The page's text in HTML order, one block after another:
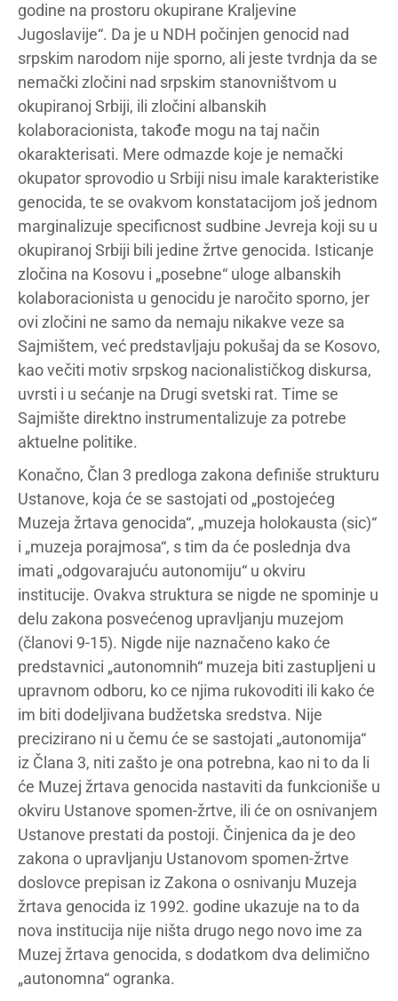
godine na prostoru okupirane Kraljevine
Jugoslavije“. Da je u NDH počinjen genocid nad
srpskim narodom nije sporno, ali jeste tvrdnja da se
nemački zločini nad srpskim stanovništvom u
okupiranoj Srbiji, ili zločini albanskih
kolaboracionista, takođe mogu na taj način
okarakterisati. Mere odmazde koje je nemački
okupator sprovodio u Srbiji nisu imale karakteristike
genocida, te se ovakvom konstatacijom još jednom
marginalizuje specificnost sudbine Jevreja koji su u
okupiranoj Srbiji bili jedine žrtve genocida. Isticanje
zločina na Kosovu i „posebne“ uloge albanskih
kolaboracionista u genocidu je naročito sporno, jer
ovi zločini ne samo da nemaju nikakve veze sa
Sajmištem, već predstavljaju pokušaj da se Kosovo,
kao večiti motiv srpskog nacionalističkog diskursa,
uvrsti i u sećanje na Drugi svetski rat. Time se
Sajmište direktno instrumentalizuje za potrebe
aktuelne politike.
Konačno, Član 3 predloga zakona definiše strukturu
Ustanove, koja će se sastojati od „postojećeg
Muzeja žrtava genocida“, „muzeja holokausta (sic)“
i „muzeja porajmosa“, s tim da će poslednja dva
imati „odgovarajuću autonomiju“ u okviru
institucije. Ovakva struktura se nigde ne spominje u
delu zakona posvećenog upravljanju muzejom
(članovi 9-15). Nigde nije naznačeno kako će
predstavnici „autonomnih“ muzeja biti zastupljeni u
upravnom odboru, ko ce njima rukovoditi ili kako će
im biti dodeljivana budžetska sredstva. Nije
precizirano ni u čemu će se sastojati „autonomija“
iz Člana 3, niti zašto je ona potrebna, kao ni to da li
će Muzej žrtava genocida nastaviti da funkcioniše u
okviru Ustanove spomen-žrtve, ili će on osnivanjem
Ustanove prestati da postoji. Činjenica da je deo
zakona o upravljanju Ustanovom spomen-žrtve
doslovce prepisan iz Zakona o osnivanju Muzeja
žrtava genocida iz 1992. godine ukazuje na to da
nova institucija nije ništa drugo nego novo ime za
Muzej žrtava genocida, s dodatkom dva delimično
„autonomna“ ogranka.